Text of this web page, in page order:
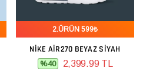
2.ÜRÜN 599₺
NIKE AIR270 BEYAZ SIYAH
%40 2,399.99 TL